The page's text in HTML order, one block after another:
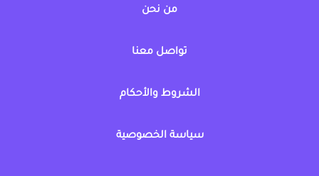
من نحن
تواصل معنا
الشروط والأحكام
سياسة الخصوصية